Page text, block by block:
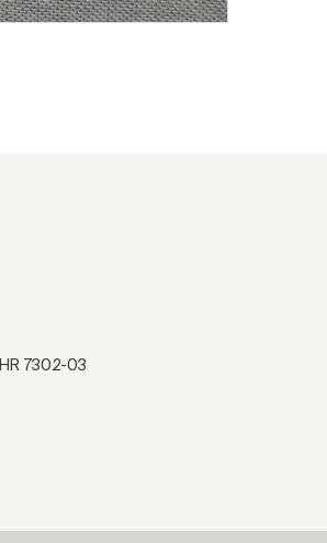
HR 7302-03